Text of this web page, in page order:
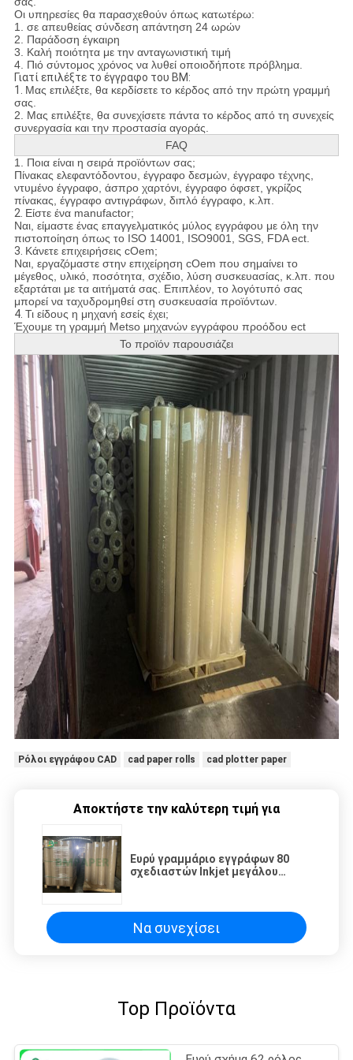
Οι υπηρεσίες θα παρασχεθούν όπως κατωτέρω:
1. σε απευθείας σύνδεση απάντηση 24 ωρών
2. Παράδοση έγκαιρη
3. Καλή ποιότητα με την ανταγωνιστική τιμή
4. Πιό σύντομος χρόνος να λυθεί οποιοδήποτε πρόβλημα.
Γιατί επιλέξτε το έγγραφο του BM:
1. Μας επιλέξτε, θα κερδίσετε το κέρδος από την πρώτη γραμμή
σας.
2. Μας επιλέξτε, θα συνεχίσετε πάντα το κέρδος από τη συνεχείς
συνεργασία και την προστασία αγοράς.
FAQ
1. Ποια είναι η σειρά προϊόντων σας;
Πίνακας ελεφαντόδοντου, έγγραφο δεσμών, έγγραφο τέχνης,
ντυμένο έγγραφο, άσπρο χαρτόνι, έγγραφο όφσετ, γκρίζος
πίνακας, έγγραφο αντιγράφων, διπλό έγγραφο, κ.λπ.
2. Είστε ένα manufactor;
Ναι, είμαστε ένας επαγγελματικός μύλος εγγράφου με όλη την
πιστοποίηση όπως το ISO 14001, ISO9001, SGS, FDA ect.
3. Κάνετε επιχειρήσεις cOem;
Ναι, εργαζόμαστε στην επιχείρηση cOem που σημαίνει το
μέγεθος, υλικό, ποσότητα, σχέδιο, λύση συσκευασίας, κ.λπ. που
εξαρτάται με τα αιτήματά σας. Επιπλέον, το λογότυπό σας
μπορεί να ταχυδρομηθεί στη συσκευασία προϊόντων.
4. Τι είδους η μηχανή εσείς έχει;
Έχουμε τη γραμμή Metso μηχανών εγγράφου προόδου ect
Το προϊόν παρουσιάζει
Ρόλοι εγγράφου CAD cad paper rolls cad plotter paper
Αποκτήστε την καλύτερη τιμή για
Ευρύ γραμμάριο εγγράφων 80
σχεδιαστών Inkjet μεγάλου
Να συνεχίσει
Top Προϊόντα